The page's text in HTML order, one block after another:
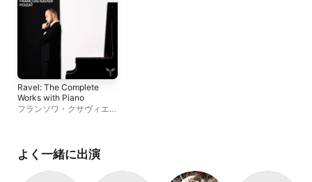
Ravel: The Complete
Works with Piano
フランソワ・クサヴィエ・
よく一緒に出演